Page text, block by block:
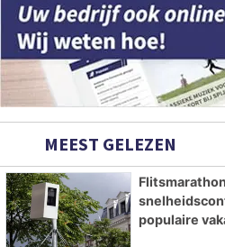
MEEST GELEZEN
populaire